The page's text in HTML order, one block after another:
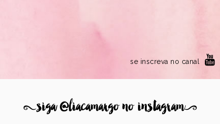
se inscreva no canal
8siga @liacamargo no instagram9